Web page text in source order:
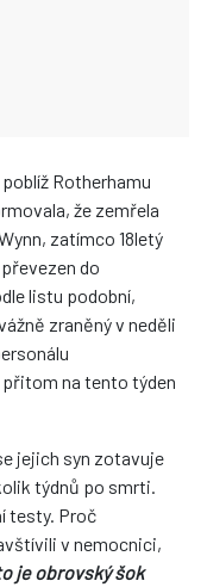
Rotherhamu
že zemřela
zatímco 18letý
do
listu podobní,
zraněný v neděli
přitom na tento týden
jejich syn zotavuje
týdnů po smrti.
testy. Proč
v nemocnici,
je obrovský šok